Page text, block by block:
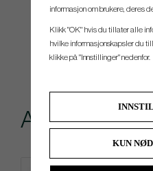
Andre kjøpte
informasjon om brukere, deres
Klikk "OK" hvis du tillater alle
hvilke informasjonskapsler du
klikke på "Innstillinger" nedenfor.
KUN